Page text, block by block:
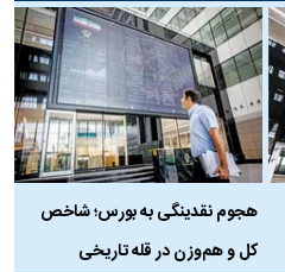
هجوم نقدینگی به بورس؛ شاخص
کل و هم‌وزن در قله تاریخی